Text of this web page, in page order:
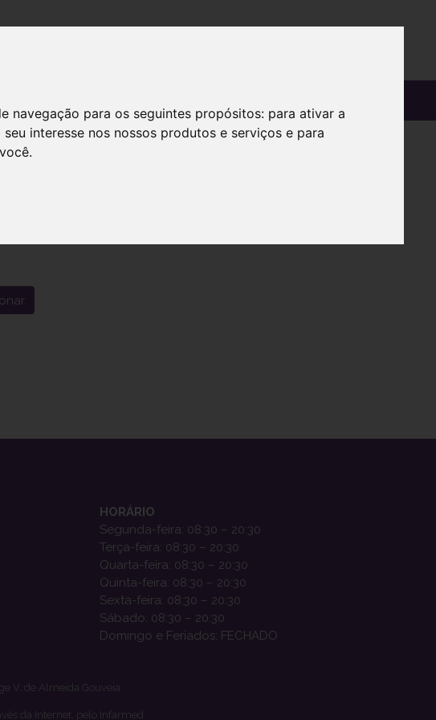
navegação para os seguintes propósitos: para ativar a
interesse nos nossos produtos e serviços e para
.
x
HORÁRIO
Segunda-feira: 08:30 – 20:30
Terça-feira: 08:30 – 20:30
Quarta-feira: 08:30 – 20:30
Quinta-feira: 08:30 – 20:30
Sexta-feira: 08:30 – 20:30
Sábado: 08:30 – 20:30
Domingo e Feriados: FECHADO
V. de Almeida Gouveia
da Internet, pelo Infarmed.